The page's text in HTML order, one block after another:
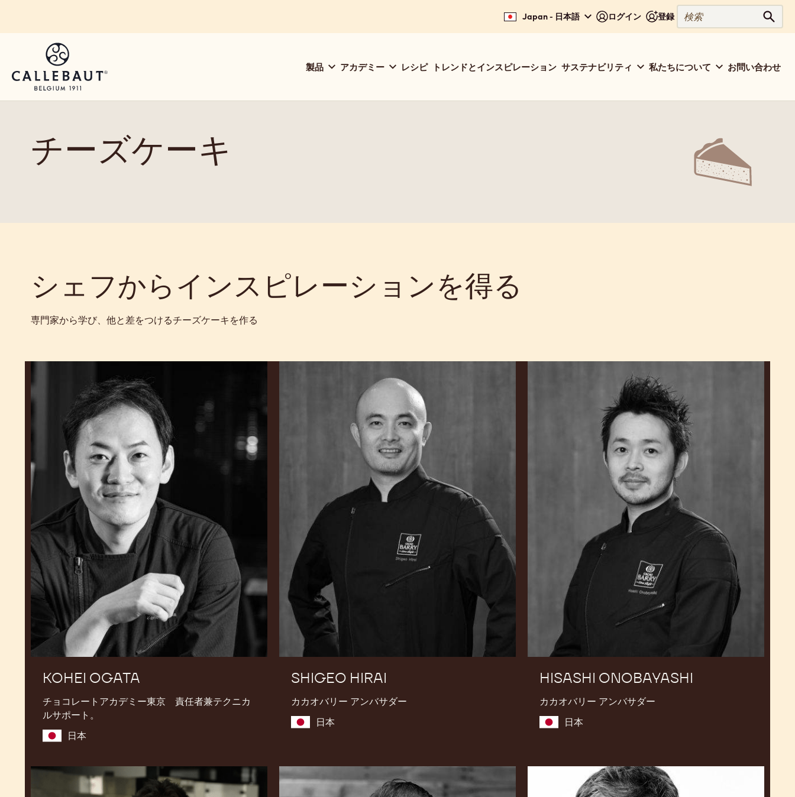
Japan - 日本語 ログイン 登録
検
索
検索
navigation
製品 アカデミー レシピ トレンドとインスピレーション サステナビリティ 私たちについて お問い合わせ
チーズケーキ
シェフからインスピレーションを得る
専門家から学び、他と差をつけるチーズケーキを作る
KOHEI OGATA
チョコレートアカデミー東京 責任者兼テクニカ
ルサポート。
日本
Ogata
SHIGEO HIRAI
カカオバリー アンバサダー
日本
HISASHI ONOBAYASHI
カカオバリー アンバサダー
日本
Junya
Christophe
Morel